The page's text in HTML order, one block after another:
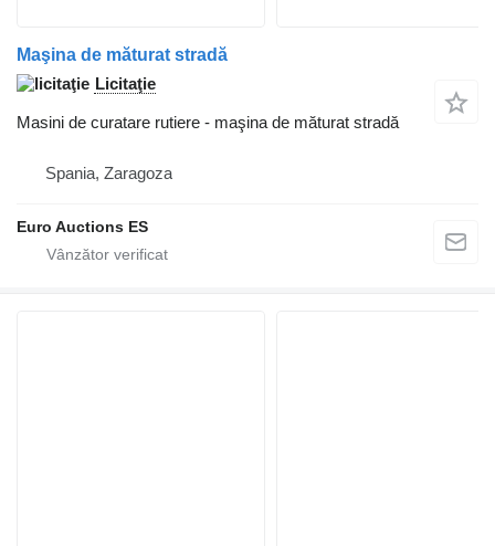
Maşina de măturat stradă
Licitaţie
Masini de curatare rutiere - maşina de măturat stradă
Spania, Zaragoza
Euro Auctions ES